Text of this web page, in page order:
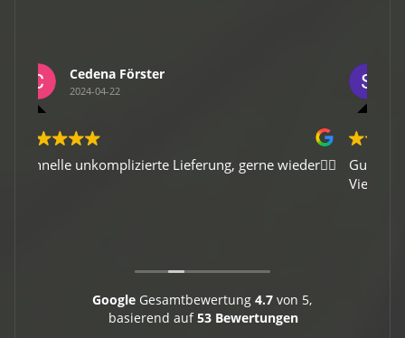
Sebastian Wulf
2024-04-13
Gute Verpackung, schneller Versand, Top-Ware.
GoogleGesamtbewertung 4.7von 5,
basierend auf53 Bewertungen